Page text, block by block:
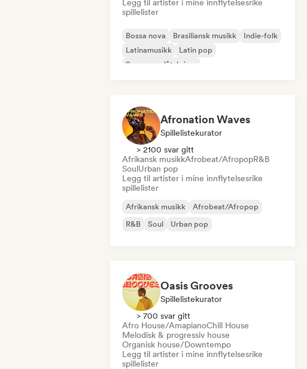
Legg til artister i mine innflytelsesrike
spillelister
Bossa nova Brasiliansk musikk
Indie-folk
Latinamusikk
Latin pop
Sanger og låtskriver
Afronation Waves
Spillelistekurator
> 2100 svar gitt
Afrikansk musikkAfrobeat/AfropopR&B
SoulUrban pop
Legg til artister i mine innflytelsesrike
spillelister
Afrikansk musikk
Afrobeat/Afropop
R&B
Soul Urban pop
Oasis Grooves
Spillelistekurator
> 700 svar gitt
Afro House/AmapianoChill House
Melodisk & progressiv house
Organisk house/Downtempo
Legg til artister i mine innflytelsesrike
spillelister